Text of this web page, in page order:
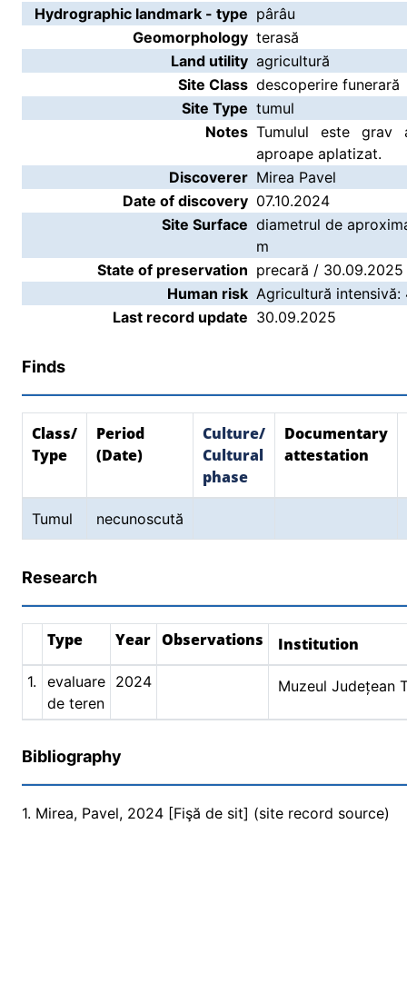
Hydrographic landmark - type pârâu
Geomorphology terasă
Land utility agricultură
Site Class descoperire funerară
Site Type tumul
Notes Tumulul este grav
aproape aplatizat.
Discoverer Mirea Pavel
Date of discovery 07.10.2024
Site Surface diametrul de
m
State of preservation precară / 30.09.2025
Human risk Agricultură
Last record update 30.09.2025
Finds
Class/
Type
Period
(Date)
Culture/
Cultural
phase
Documentary
attestation
Tumul necunoscută
Research
Type Year Observations Institution
1.
evaluare
de teren
2024 Muzeul Județean
Bibliography
1. Mirea, Pavel, 2024 [Fişă de sit] (site record source)